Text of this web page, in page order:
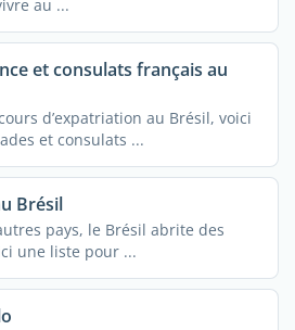
au ...
et consulats français au
d’expatriation au Brésil, voici
et consulats ...
Brésil
pays, le Brésil abrite des
une liste pour ...